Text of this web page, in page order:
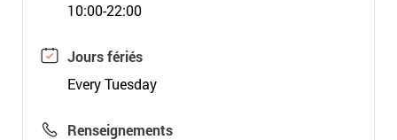
10:00-22:00
Jours fériés
Every Tuesday
Renseignements